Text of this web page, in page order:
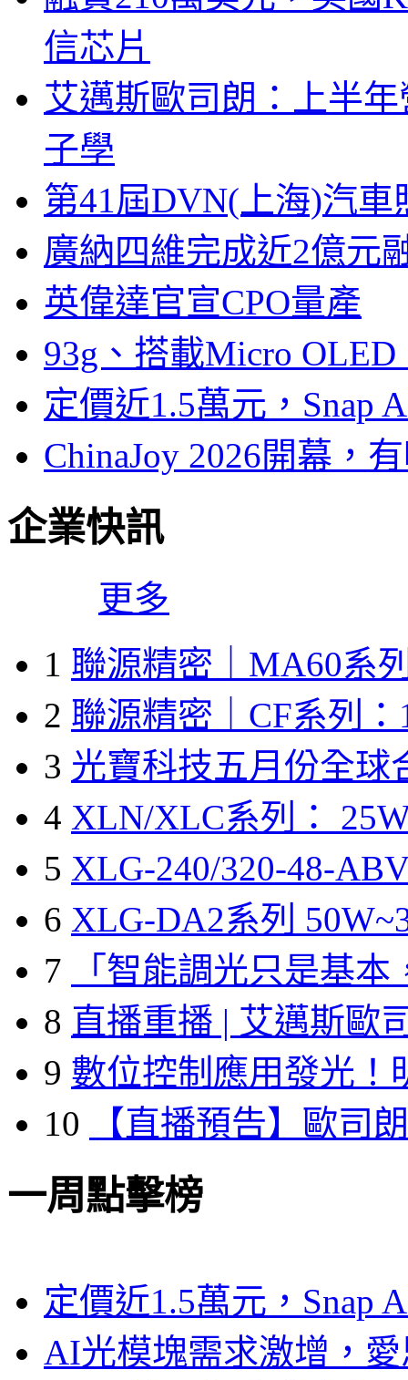
信芯片
艾邁斯歐司朗：上半
子學
第41屆DVN(上海)汽
廣納四維完成近2億元
英偉達官宣CPO量產
93g、搭載Micro
定價近1.5萬元，Snap
ChinaJoy 2026開幕，
企業快訊
更多
1 聯源精密｜MA60系
2 聯源精密｜CF系列：
3 光寶科技五月份全球
4 XLN/XLC系列：
5 XLG-240/320-48-
6 XLG-DA2系列
7
「智能調光只是基本
8 直播重播 | 艾邁斯歐
9 數位控制應用發光！
10
【直播預告】歐司
一周點擊榜
定價近1.5萬元，Snap
AI光模塊需求激增，